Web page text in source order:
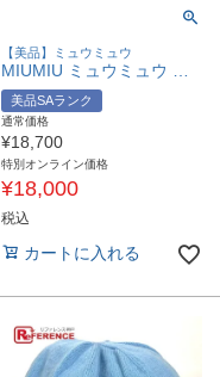
【美品】ミュウミュウ
MIUMIU ミュウミュウ ロゴ カバン ストラップ付 ポーチ クラッチバッグ レーヨン /シルク レディース ピンク 【中古】
美品SAランク
通常価格
¥18,700
特別オンライン価格
¥18,000
税込
カートに入れる